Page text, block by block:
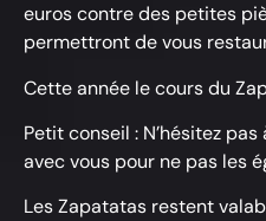
euros contre des petites
permettront de vous
Cette année le cours du
Petit conseil : N’hésitez
avec vous pour ne pas les
Les Zapatatas restent